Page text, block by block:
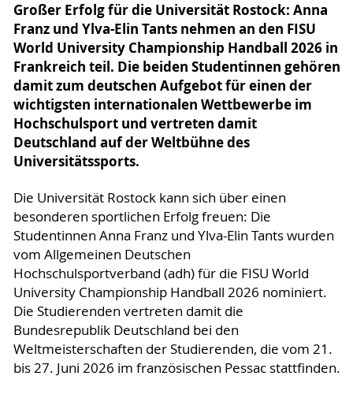
Großer Erfolg für die Universität Rostock: Anna
Franz und Ylva-Elin Tants nehmen an den FISU
World University Championship Handball 2026 in
Frankreich teil. Die beiden Studentinnen gehören
damit zum deutschen Aufgebot für einen der
wichtigsten internationalen Wettbewerbe im
Hochschulsport und vertreten damit
Deutschland auf der Weltbühne des
Universitätssports.
Die Universität Rostock kann sich über einen
besonderen sportlichen Erfolg freuen: Die
Studentinnen Anna Franz und Ylva-Elin Tants wurden
vom Allgemeinen Deutschen
Hochschulsportverband (adh) für die FISU World
University Championship Handball 2026 nominiert.
Die Studierenden vertreten damit die
Bundesrepublik Deutschland bei den
Weltmeisterschaften der Studierenden, die vom 21.
bis 27. Juni 2026 im französischen Pessac stattfinden.